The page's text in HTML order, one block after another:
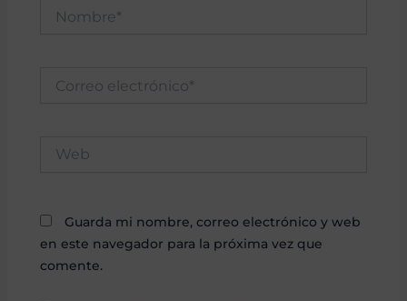
electrónico*
Guarda mi nombre, correo electrónico y web
en este navegador para la próxima vez que
comente.